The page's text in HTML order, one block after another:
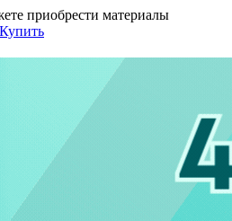
приобрести материалы
Купить